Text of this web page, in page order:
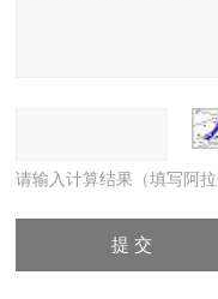
请输入计算结果（填写阿